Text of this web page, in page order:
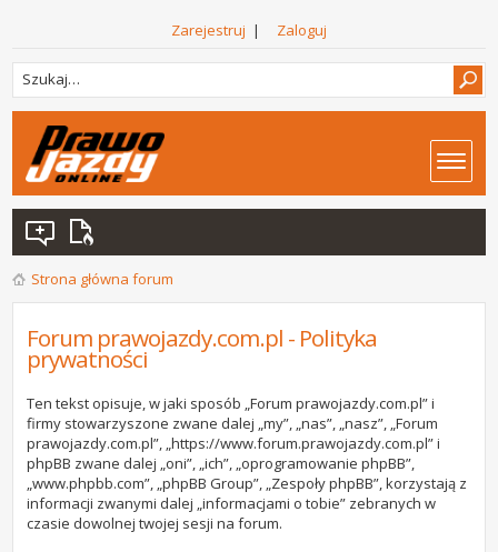
Zarejestruj | Zaloguj
Strona główna forum
Forum prawojazdy.com.pl - Polityka
prywatności
Ten tekst opisuje, w jaki sposób „Forum prawojazdy.com.pl” i
firmy stowarzyszone zwane dalej „my”, „nas”, „nasz”, „Forum
prawojazdy.com.pl”, „https://www.forum.prawojazdy.com.pl” i
phpBB zwane dalej „oni”, „ich”, „oprogramowanie phpBB”,
„www.phpbb.com”, „phpBB Group”, „Zespoły phpBB”, korzystają z
informacji zwanymi dalej „informacjami o tobie” zebranych w
czasie dowolnej twojej sesji na forum.